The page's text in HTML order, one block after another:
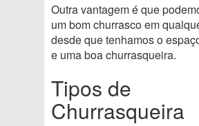
Outra vantagem é que
um bom churrasco em
desde que tenhamos o
e uma boa churrasqueira.
Tipos de
Churrasqueira